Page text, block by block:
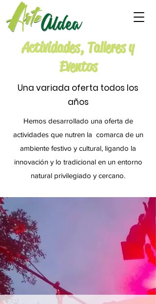
Actividades, Talleres y
Eventos
Una variada oferta todos los
años
Hemos desarrollado una oferta de
actividades que nutren la comarca de un
ambiente festivo y cultural, ligando la
innovación y lo tradicional en un entorno
natural privilegiado y cercano.